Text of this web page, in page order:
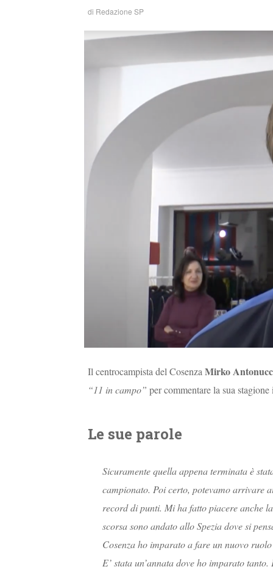
di Redazione SP
Il centrocampista del Cosenza Mirko
“11 in campo” per commentare la sua
Le sue parole
Sicuramente quella appena terminata è
campionato. Poi certo, potevamo arrivare
record di punti. Mi ha fatto piacere anche
scorsa sono andato allo Spezia dove si
Cosenza ho imparato a fare un nuovo
E’ stata un’annata dove ho imparato